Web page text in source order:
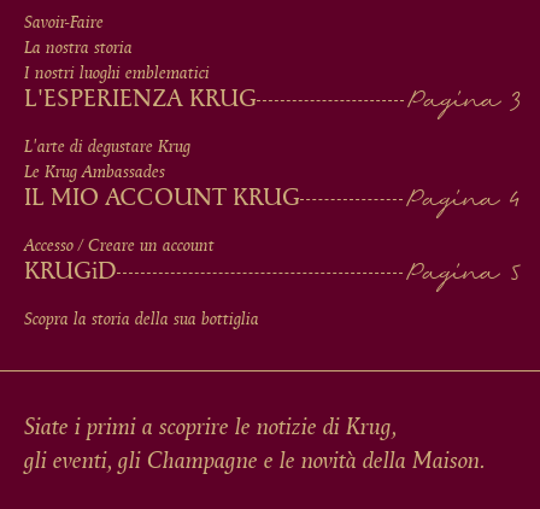
MEN
IN
FOOTER
Savoir-Faire
La nostra storia
I nostri luoghi emblematici
L'ESPERIENZA KRUG
L'arte di degustare Krug
Le Krug Ambassades
IL MIO ACCOUNT KRUG
Accesso / Creare un account
KRUGiD
Scopra la storia della sua bottiglia
Siate i primi a scoprire le notizie di Krug,
gli eventi, gli Champagne e le novità della Maison.